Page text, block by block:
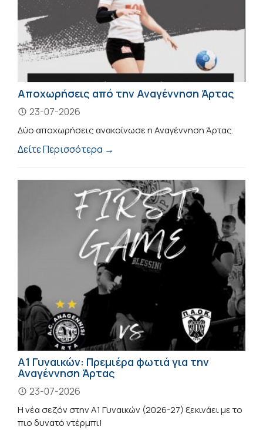
Αποχωρήσεις από την Αναγέννηση Άρτας
23-07-2026
Δύο αποχωρήσεις ανακοίνωσε η Αναγέννηση Άρτας.
Δείτε Περισσότερα →
Α1 Γυναικών: Πρεμιέρα φωτιά για την
Αναγέννηση Άρτας
23-07-2026
Η νέα σεζόν στην Α1 Γυναικών (2026-27) ξεκινάει με το
πιο δυνατό ντέρμπι!